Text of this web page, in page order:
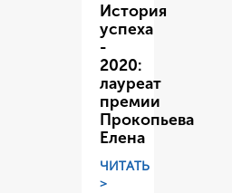
История
успеха
-
2020:
лауреат
премии
Прокопьева
Елена
ЧИТАТЬ
>